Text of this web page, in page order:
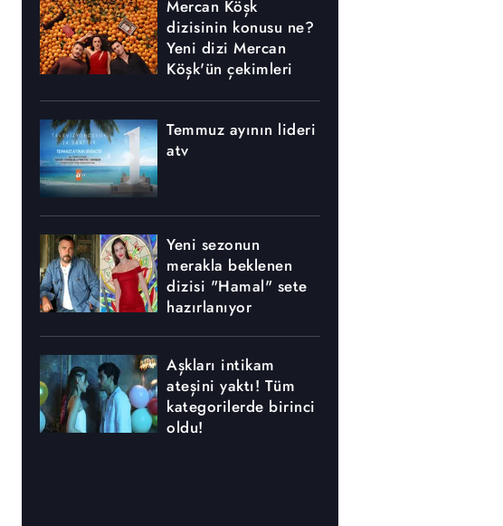
Mercan Köşk
dizisinin konusu ne?
Yeni dizi Mercan
Köşk'ün çekimleri
Temmuz ayının lideri
atv
Yeni sezonun
merakla beklenen
dizisi "Hamal" sete
hazırlanıyor
Aşkları intikam
ateşini yaktı! Tüm
kategorilerde birinci
oldu!